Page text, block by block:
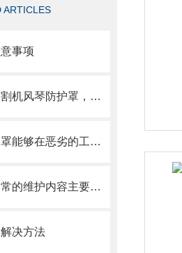
ARTICLES
事项
不要小看了激光切割机风琴防护罩，它可有不少优势呢
不锈钢板导轨防护罩能够在恶劣的工作环境中长期使用
直线导轨防护罩日常的维护内容主要包括哪些方面
决方法